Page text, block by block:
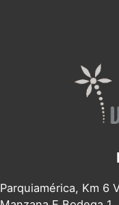
Parquiamérica, Km 6